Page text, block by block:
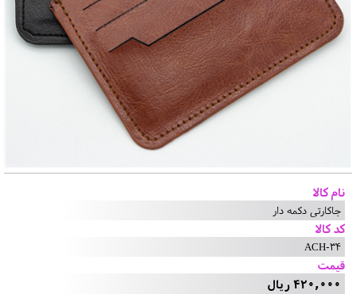
نام کالا
جاکارتی دکمه دار
کد کالا
ACH-34
قیمت
420,000 ریال